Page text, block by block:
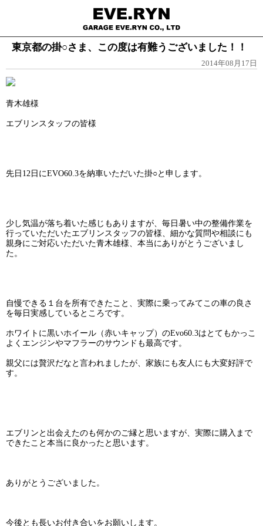
東京都の掛○さま、この度は有難うございました！！
2014年08月17日
青木雄様
エブリンスタッフの皆様
先日12日にEVO60.3を納車いただいた掛○と申します。
少し気温が落ち着いた感じもありますが、毎日暑い中の整備作業を
行っていただいたエブリンスタッフの皆様、細かな質問や相談にも
親身にご対応いただいた青木雄様、本当にありがとうございまし
た。
自慢できる１台を所有できたこと、実際に乗ってみてこの車の良さ
を毎日実感しているところです。
ホワイトに黒いホイール（赤いキャップ）のEvo60.3はとてもかっこ
よくエンジンやマフラーのサウンドも最高です。
親父には贅沢だなと言われましたが、家族にも友人にも大変好評で
す。
エブリンと出会えたのも何かのご縁と思いますが、実際に購入まで
できたこと本当に良かったと思います。
ありがとうございました。
今後とも長いお付き合いをお願いします。